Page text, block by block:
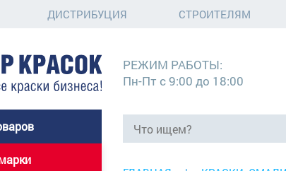
ДИСТРИБУЦИЯ СТРОИТЕЛЯМ
РЕЖИМ РАБОТЫ:
Пн-Пт с 9:00 до 18:00